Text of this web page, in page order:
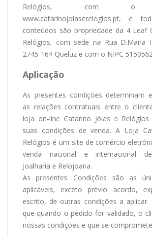
Relógios, com o
www.catarinojoiaserelogios.pt, e
conteúdos são propriedade da 4 Leaf
Relógios, com sede na Rua D.Maria
2745-164 Queluz e com o NIPC
Aplicação
As presentes condições determinam
as relações contratuais entre o
loja on-line Catarino Jóias e
suas condições de venda. A Loja
Relógios é um site de comércio
venda nacional e internacional de
Joalharia e Relojoaria.
As presentes Condições são as
aplicáveis, exceto prévio acordo,
escrito, de outras condições a aplicar.
que quando o pedido for validado, o
nossas condições e que se